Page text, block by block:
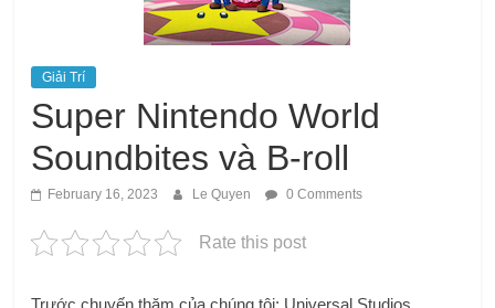
Giải Trí
Super Nintendo World
Soundbites và B-roll
February 16, 2023 Le Quyen 0 Comments
Rate this post
Trước chuyến thăm của chúng tôi; Universal Studios